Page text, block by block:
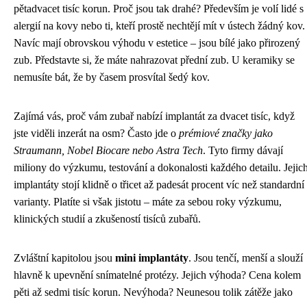
pětadvacet tisíc korun. Proč jsou tak drahé? Především je volí lidé s
alergií na kovy nebo ti, kteří prostě nechtějí mít v ústech žádný kov.
Navíc mají obrovskou výhodu v estetice – jsou bílé jako přirozený
zub. Představte si, že máte nahrazovat přední zub. U keramiky se
nemusíte bát, že by časem prosvítal šedý kov.
Zajímá vás, proč vám zubař nabízí implantát za dvacet tisíc, když
jste viděli inzerát na osm? Často jde o prémiové značky jako
Straumann, Nobel Biocare nebo Astra Tech. Tyto firmy dávají
miliony do výzkumu, testování a dokonalosti každého detailu.
implantáty stojí klidně o třicet až padesát procent víc než standardní
varianty. Platíte si však jistotu – máte za sebou roky výzkumu,
klinických studií a zkušeností tisíců zubařů.
Zvláštní kapitolou jsou mini implantáty. Jsou tenčí, menší a slouží
hlavně k upevnění snímatelné protézy. Jejich výhoda? Cena kolem
pěti až sedmi tisíc korun. Nevýhoda? Neunesou tolik zátěže jako